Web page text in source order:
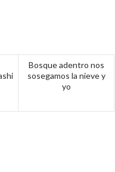
Bosque adentro nos
sosegamos la nieve y
yo